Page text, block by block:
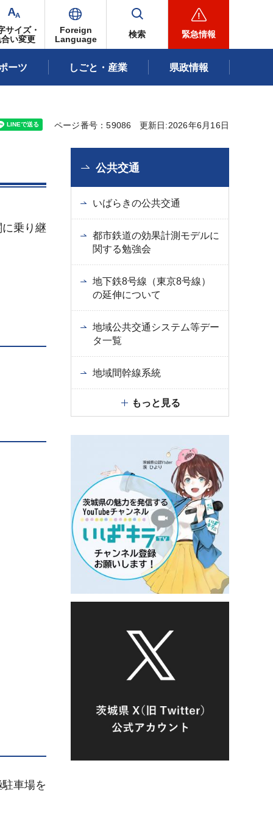
サイズ・
い変更
Foreign
Language
検索 緊急情報
ーツ しごと・産業 県政情報
ページ番号：59086 更新日:2026年6月16日
乗り継
車場を
公共交通
いばらきの公共交通
都市鉄道の効果計測モデルに
関する勉強会
地下鉄8号線（東京8号線）
の延伸について
地域公共交通システム等デー
タ一覧
地域間幹線系統
もっと見る